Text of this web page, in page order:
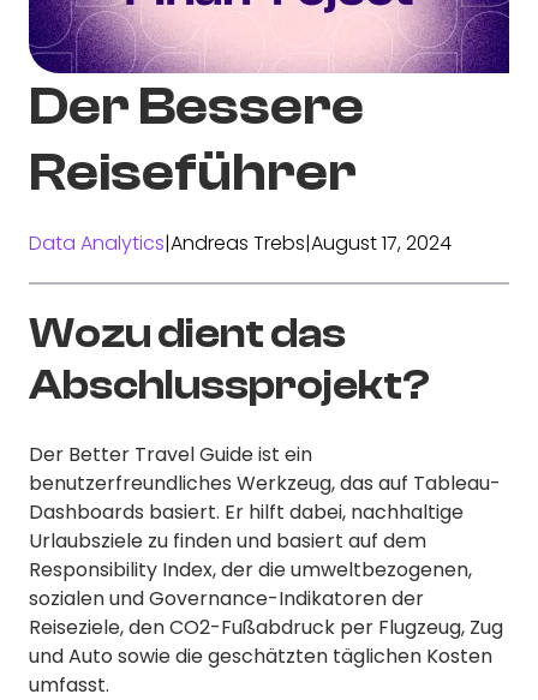
Der Bessere
Reiseführer
Data Analytics|Andreas Trebs|August 17, 2024
Wozu dient das
Abschlussprojekt?
Der Better Travel Guide ist ein
benutzerfreundliches Werkzeug, das auf Tableau-
Dashboards basiert. Er hilft dabei, nachhaltige
Urlaubsziele zu finden und basiert auf dem
Responsibility Index, der die umweltbezogenen,
sozialen und Governance-Indikatoren der
Reiseziele, den CO2-Fußabdruck per Flugzeug, Zug
und Auto sowie die geschätzten täglichen Kosten
umfasst.